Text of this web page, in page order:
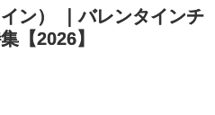
ン） ｜バレンタインチ
【2026】